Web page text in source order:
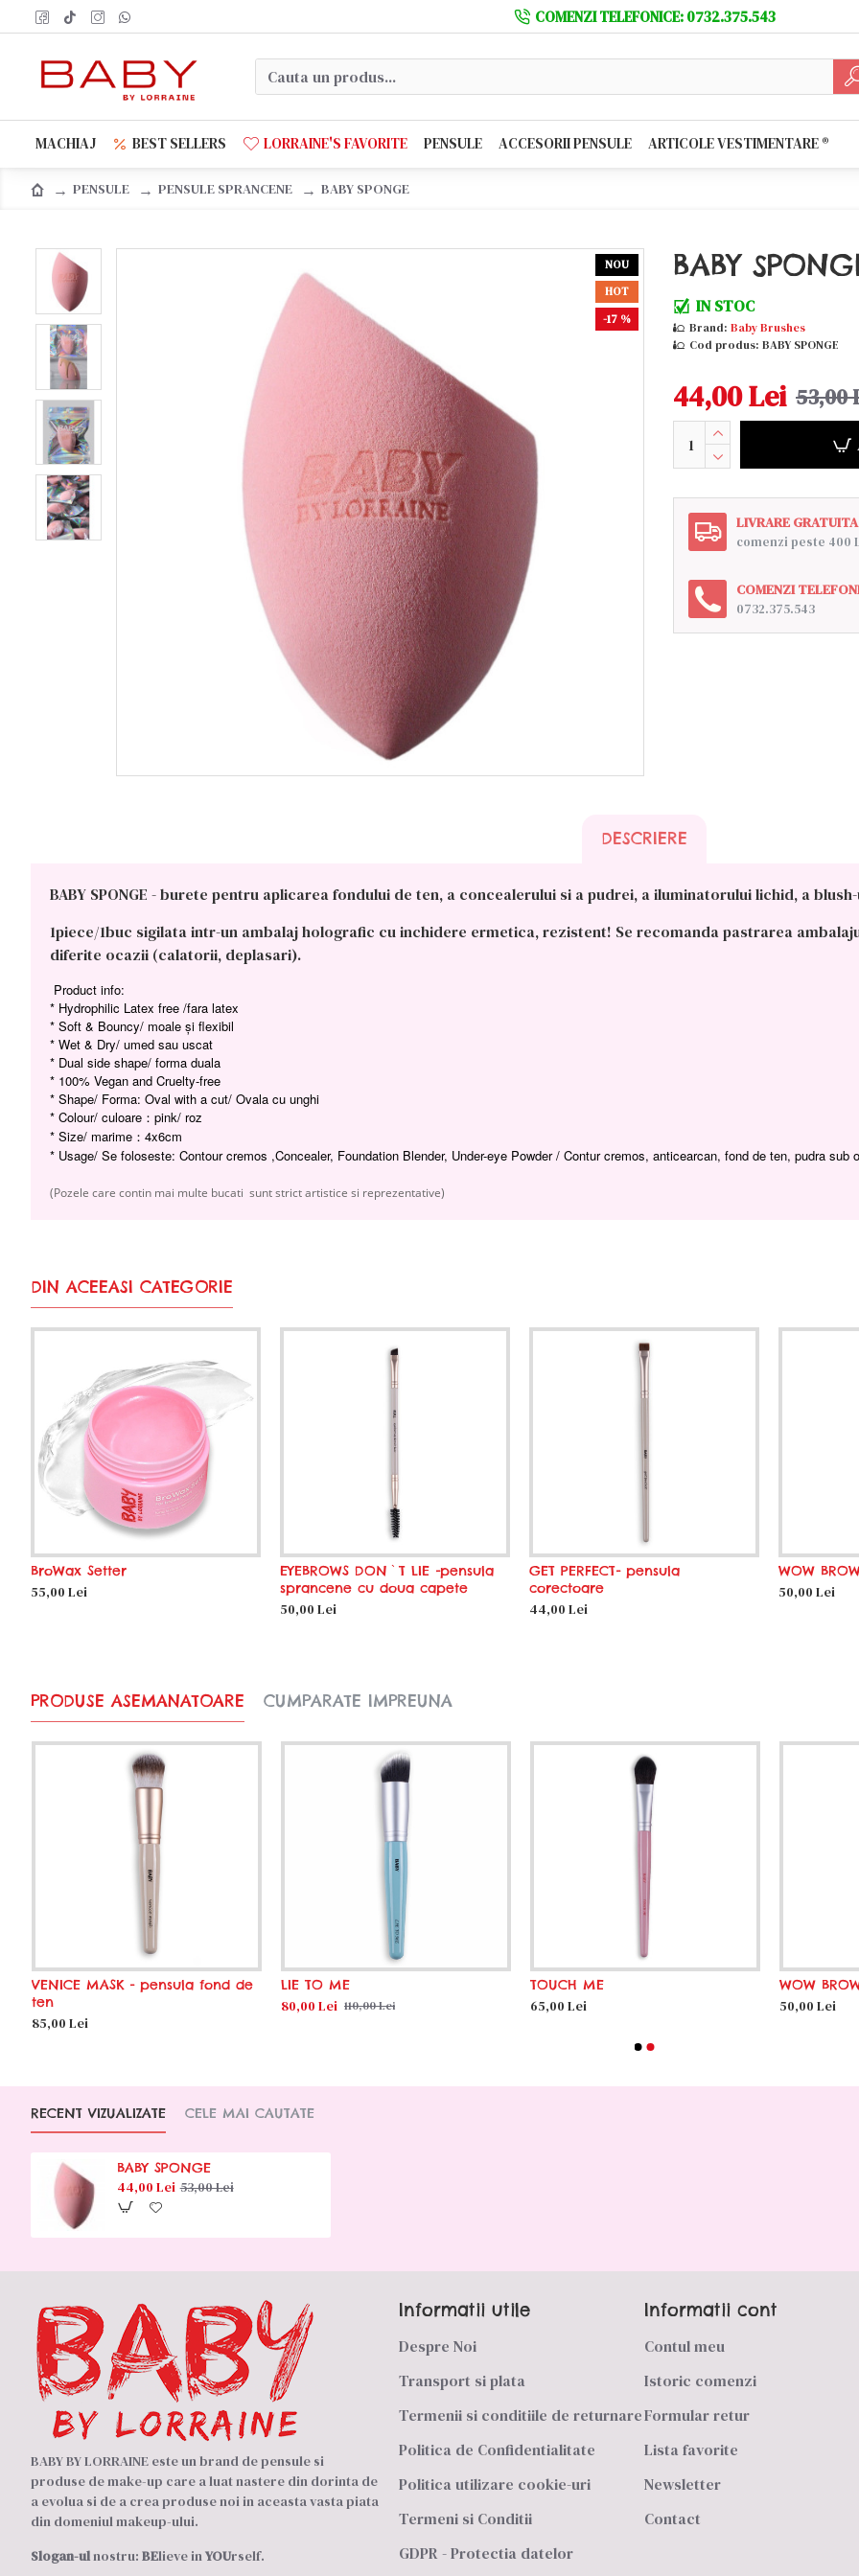
COMENZI TELEFONICE: 0732.375.543
MACHIAJ BEST SELLERS LORRAINE'S FAVORITE PENSULE ACCESORII PENSULE ARTICOLE VESTIMENTARE ®️
PENSULE PENSULE SPRANCENE BABY SPONGE
NOU
HOT
-17 %
BABY
IN STOC
Brand: Baby Brushes
Cod produs: BABY SPONGE
44,00 Lei 53,00
LIVRARE GRATUITA
comenzi peste 400
COMENZI
0732.375.543
DESCRIERE
BABY SPONGE - burete pentru aplicarea fondului de ten, a concealerului si a pudrei, a iluminatorului lichid, a
1piece/1buc sigilata intr-un ambalaj holografic cu inchidere ermetica, rezistent! Se recomanda pastrarea
diferite ocazii (calatorii, deplasari).
Product info:
* Hydrophilic Latex free /fara latex
* Soft & Bouncy/ moale și flexibil
* Wet & Dry/ umed sau uscat
* Dual side shape/ forma duala
* 100% Vegan and Cruelty-free
* Shape/ Forma: Oval with a cut/ Ovala cu unghi
* Colour/ culoare：pink/ roz
* Size/ marime：4x6cm
* Usage/ Se foloseste: Contour cremos ,Concealer, Foundation Blender, Under-eye Powder / Contur cremos, anticearcan, fond de ten, pudra sub
(Pozele care contin mai multe bucati sunt strict artistice si reprezentative)
DIN ACEEASI CATEGORIE
BroWax Setter
55,00 Lei
EYEBROWS DON`T LIE -pensula
sprancene cu doua capete
50,00 Lei
GET PERFECT- pensula
corectoare
44,00 Lei
WOW
50,00 Lei
PRODUSE ASEMANATOARE CUMPARATE IMPREUNA
VENICE MASK - pensula fond de
ten
85,00 Lei
LIE TO ME
80,00 Lei 110,00 Lei
TOUCH ME
65,00 Lei
WOW
50,00 Lei
RECENT VIZUALIZATE CELE MAI CAUTATE
BABY SPONGE
44,00 Lei 53,00 Lei
BABY BY LORRAINE este un brand de pensule si
produse de make-up care a luat nastere din dorinta de
a evolua si de a crea produse noi in aceasta vasta piata
din domeniul makeup-ului.
Slogan-ulnostru: BElieve inYOUrself.
Informatii utile
Despre Noi
Transport si plata
Termenii si conditiile de returnare
Politica de Confidentialitate
Politica utilizare cookie-uri
Termeni si Conditii
GDPR - Protectia datelor
Informatii cont
Contul meu
Istoric comenzi
Formular retur
Lista favorite
Newsletter
Contact